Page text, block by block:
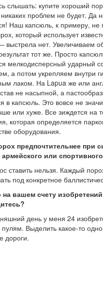
слышать: купите хороший
проблем не будет. Да
Наш капсюль, к примеру, не
который использует
нет. Увеличиваем
тот же. Просто
мелкодисперсный ударный
а потом укрепляем внутри
лаком. На Lapua же или
не насыпной, а
в капсюль. Это вовсе не
или хуже. Все зиждется на
которая определяется
оборудования.
предпочтительнее при
или
ставить нельзя. Каждый
под конкретное
вашем счету
день у меня 24
Выделить какое-то
дороги.